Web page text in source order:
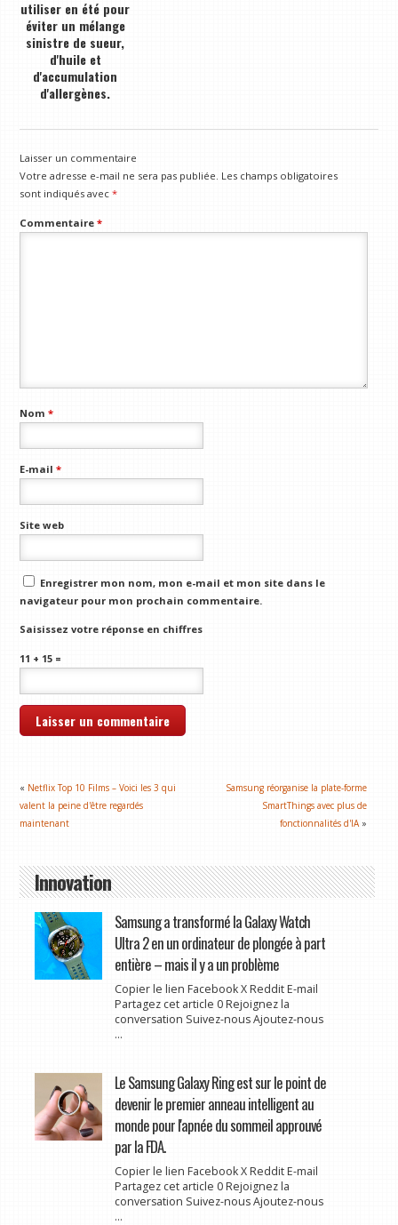
utiliser en été pour
éviter un mélange
sinistre de sueur,
d'huile et
d'accumulation
d'allergènes.
Laisser un commentaire
Votre adresse e-mail ne sera pas publiée. Les champs obligatoires
sont indiqués avec*
Commentaire*
Nom*
E-mail*
Site web
Enregistrer mon nom, mon e-mail et mon site dans le
navigateur pour mon prochain commentaire.
Saisissez votre réponse en chiffres
11 + 15 =
« Netflix Top 10 Films – Voici les 3 qui
valent la peine d'être regardés
maintenant
Samsung réorganise la plate-forme
SmartThings avec plus de
fonctionnalités d'IA »
Innovation
Samsung a transformé la Galaxy Watch
Ultra 2 en un ordinateur de plongée à part
entière – mais il y a un problème
Copier le lien Facebook X Reddit E-mail
Partagez cet article 0 Rejoignez la
conversation Suivez-nous Ajoutez-nous
...
Le Samsung Galaxy Ring est sur le point de
devenir le premier anneau intelligent au
monde pour l'apnée du sommeil approuvé
par la FDA.
Copier le lien Facebook X Reddit E-mail
Partagez cet article 0 Rejoignez la
conversation Suivez-nous Ajoutez-nous
...